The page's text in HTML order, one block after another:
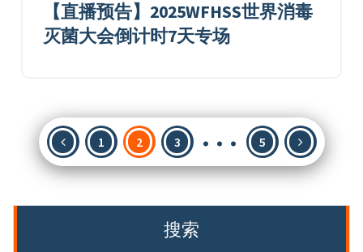
【直播预告】2025WFHSS世界消毒
灭菌大会倒计时7天专场
文
章
1 2 3 … 5
搜索